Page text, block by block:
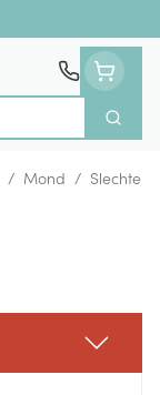
Zoek
/ Mond / Slechte